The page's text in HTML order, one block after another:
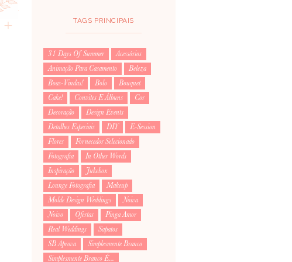
+ TAGS PRINCIPAIS
31 Days Of Summer
Acessórios
Animação Para Casamento
Beleza
Boas-Vindas!
Bolo
Bouquet
Cake!
Convites E Álbuns
Cor
Decoração
Design Events
Detalhes Especiais
DIY
E-Session
Flores
Fornecedor Selecionado
Fotografia
In Other Words
Inspiração
Jukebox
Lounge Fotografia
Makeup
Molde Design Weddings
Noiva
Noivo
Ofertas
Pinga Amor
Real Weddings
Sapatos
SB Aprova
Simplesmente Branco
Simplesmente Branco É...